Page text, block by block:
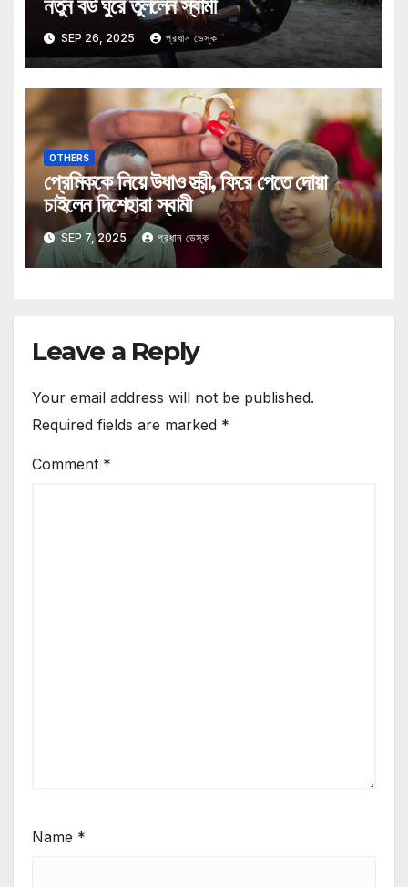
নতুন বউ ঘুরে তুললেন স্বামী
SEP 26, 2025 প্রধান ডেস্ক
OTHERS
প্রেমিককে নিয়ে উধাও স্ত্রী, ফিরে পেতে দোয়া
চাইলেন দিশেহারা স্বামী
SEP 7, 2025 প্রধান ডেস্ক
Leave a Reply
Your email address will not be published.
Required fields are marked *
Comment *
Name *